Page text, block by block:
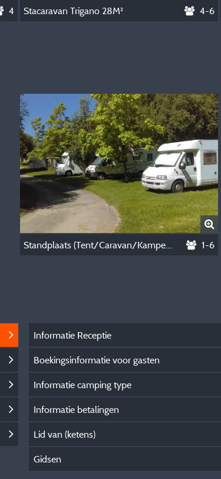
4 Stacaravan Trigano 28M² 4-6
Standplaats (Tent/Caravan/Kampeerauto ) 1-6
Informatie Receptie
Boekingsinformatie voor gasten
Informatie camping type
Informatie betalingen
Lid van (ketens)
Gidsen